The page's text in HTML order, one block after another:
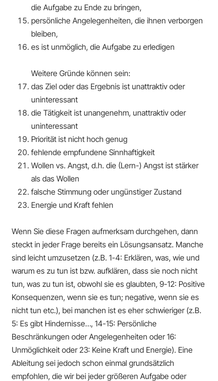
die Aufgabe zu Ende zu bringen,
persönliche Angelegenheiten, die ihnen verborgen
bleiben,
es ist unmöglich, die Aufgabe zu erledigen
Weitere Gründe können sein:
das Ziel oder das Ergebnis ist unattraktiv oder
uninteressant
die Tätigkeit ist unangenehm, unattraktiv oder
uninteressant
Priorität ist nicht hoch genug
fehlende empfundene Sinnhaftigkeit
Wollen vs. Angst, d.h. die (Lern-) Angst ist stärker
als das Wollen
falsche Stimmung oder ungünstiger Zustand
Energie und Kraft fehlen
Wenn Sie diese Fragen aufmerksam durchgehen, dann
steckt in jeder Frage bereits ein Lösungsansatz. Manche
sind leicht umzusetzen (z.B. 1-4: Erklären, was, wie und
warum es zu tun ist bzw. aufklären, dass sie noch nicht
tun, was zu tun ist, obwohl sie es glaubten, 9-12: Positive
Konsequenzen, wenn sie es tun; negative, wenn sie es
nicht tun etc.), bei manchen ist es eher schwieriger (z.B.
5: Es gibt Hindernisse…, 14-15: Persönliche
Beschränkungen oder Angelegenheiten oder 16:
Unmöglichkeit oder 23: Keine Kraft und Energie). Eine
Ableitung sei jedoch schon einmal grundsätzlich
empfohlen, die wir bei jeder größeren Aufgabe oder